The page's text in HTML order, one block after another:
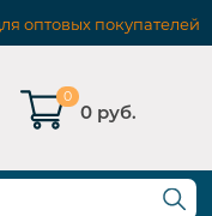
оптовых покупателей
0
0 руб.